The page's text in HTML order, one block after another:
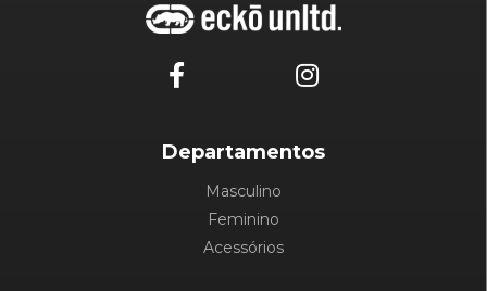
Departamentos
Masculino
Feminino
Acessórios